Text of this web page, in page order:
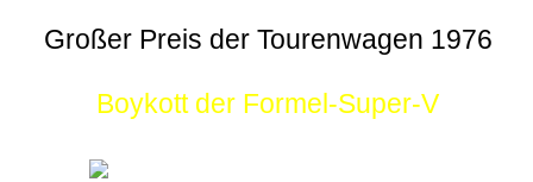
Großer Preis der Tourenwagen 1976
Boykott der Formel-Super-V